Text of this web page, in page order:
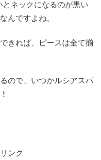
ネックになるのが黒い
んですよね。
きれば、ピースは全て揃
ので、いつかルシアスパ
ンク